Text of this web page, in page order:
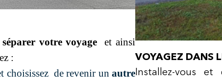
séparer votre voyage et ainsi
:
choisissez de revenir un autre
VOYAGEZ DANS
Installez-vous